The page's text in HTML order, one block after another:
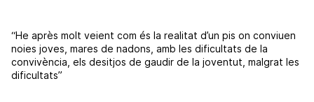
“He après molt veient com és la realitat d’un pis on conviuen
noies joves, mares de nadons, amb les dificultats de la
convivència, els desitjos de gaudir de la joventut, malgrat les
dificultats”